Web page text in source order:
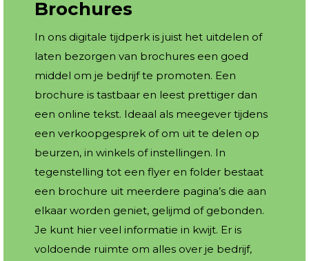
Brochures
In ons digitale tijdperk is juist het uitdelen of
laten bezorgen van brochures een goed
middel om je bedrijf te promoten. Een
brochure is tastbaar en leest prettiger dan
een online tekst. Ideaal als meegever tijdens
een verkoopgesprek of om uit te delen op
beurzen, in winkels of instellingen. In
tegenstelling tot een flyer en folder bestaat
een brochure uit meerdere pagina’s die aan
elkaar worden geniet, gelijmd of gebonden.
Je kunt hier veel informatie in kwijt. Er is
voldoende ruimte om alles over je bedrijf,